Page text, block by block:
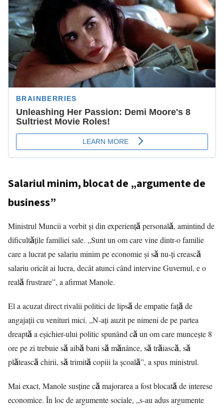
Salariul minim, blocat de „argumente de
business”
Ministrul Muncii a vorbit și din experiență personală, amintind de
dificultățile familiei sale. „Sunt un om care vine dintr-o familie
care a lucrat pe salariu minim pe economie și să nu-ți crească
salariu oricât ai lucra, decât atunci când intervine Guvernul, e o
reală frustrare”, a afirmat Manole.
El a acuzat direct rivalii politici de lipsă de empatie față de
angajații cu venituri mici. „N-ați auzit pe nimeni de pe partea
dreaptă a eșichier-ului politic spunând că un om care muncește 8
ore pe zi trebuie să aibă bani să mănânce, să trăiască, să
plătească chirii, să trimită copiii la școală”, a spus ministrul.
Mai exact, Manole susține că majorarea a fost blocată de interese
economice. În loc de argumente sociale, „s-au adus argumente